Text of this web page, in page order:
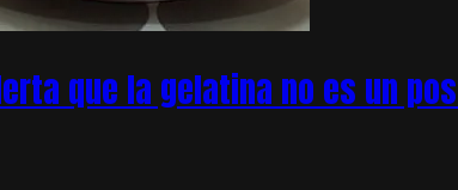
que la gelatina no es un